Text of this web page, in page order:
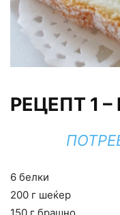
РЕЦЕПТ 1
6 белки
200 г шеќер